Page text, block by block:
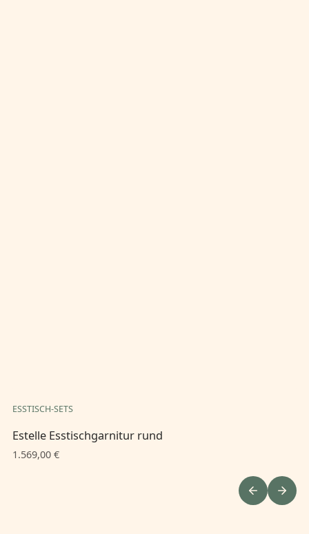
ESSTISCH-SETS
Estelle Esstischgarnitur rund
1.569,00 €